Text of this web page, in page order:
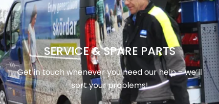
SERVICE & SPARE PARTS
Get in touch whenever you need our help – we’ll
sort your problems!